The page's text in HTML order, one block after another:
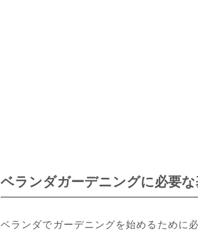
ベランダガーデニングに必要な
ベランダでガーデニングを始めるために